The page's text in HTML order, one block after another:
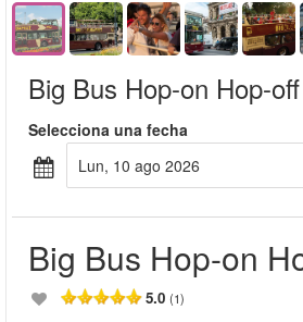
Big Bus Hop-on Hop-
Selecciona una fecha
lun, 10 ago 2026
Big Bus Hop-on
5.0 (1)